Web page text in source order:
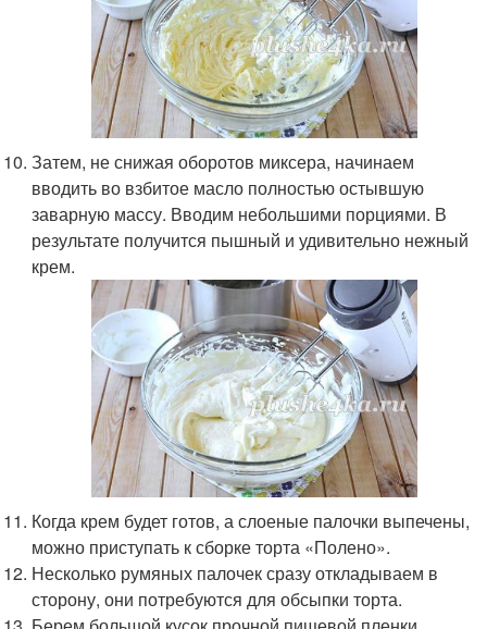
Затем, не снижая оборотов миксера, начинаем
вводить во взбитое масло полностью остывшую
заварную массу. Вводим небольшими порциями. В
результате получится пышный и удивительно нежный
крем.
Когда крем будет готов, а слоеные палочки выпечены,
можно приступать к сборке торта «Полено».
Несколько румяных палочек сразу откладываем в
сторону, они потребуются для обсыпки торта.